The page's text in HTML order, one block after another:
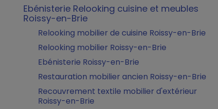
Ebénisterie Relooking cuisine et meubles
Roissy-en-Brie
Relooking mobilier de cuisine Roissy-en-Brie
Relooking mobilier Roissy-en-Brie
Ebénisterie Roissy-en-Brie
Restauration mobilier ancien Roissy-en-Brie
Recouvrement textile mobilier d'extérieur
Roissy-en-Brie